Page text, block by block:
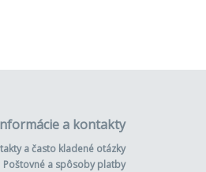
a kontakty
a často kladené otázky
Poštovné a spôsoby platby